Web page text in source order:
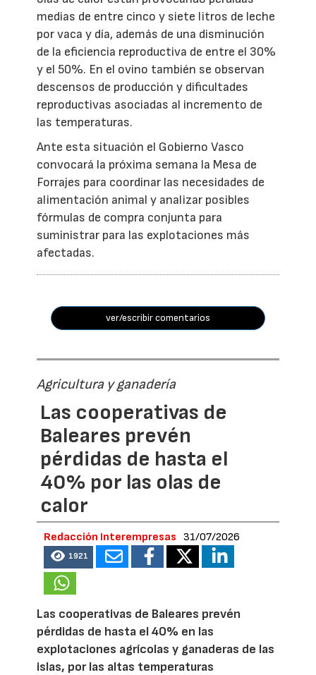
medias de entre cinco y siete litros de leche
por vaca y día, además de una disminución
de la eficiencia reproductiva de entre el 30%
y el 50%. En el ovino también se observan
descensos de producción y dificultades
reproductivas asociadas al incremento de
las temperaturas.
Ante esta situación el Gobierno Vasco
convocará la próxima semana la Mesa de
Forrajes para coordinar las necesidades de
alimentación animal y analizar posibles
fórmulas de compra conjunta para
suministrar para las explotaciones más
afectadas.
ver/escribir comentarios
Agricultura y ganadería
Las cooperativas de
Baleares prevén
pérdidas de hasta el
40% por las olas de
calor
Redacción Interempresas 31/07/2026
1921
Las cooperativas de Baleares prevén
pérdidas de hasta el 40% en las
explotaciones agrícolas y ganaderas de las
islas, por las altas temperaturas